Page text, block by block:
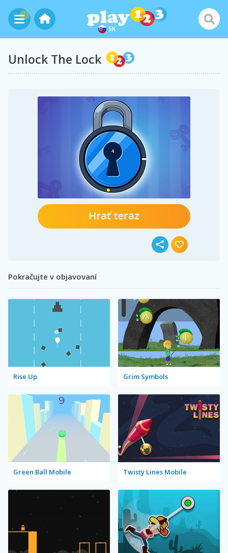
SK
Unlock The Lock
Hrať teraz
Pokračujte v objavovaní
Rise Up Grim Symbols
Green Ball Mobile Twisty Lines Mobile